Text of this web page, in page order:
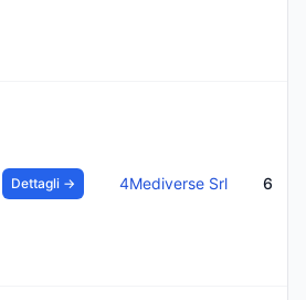
Dettagli → 4Mediverse Srl 6